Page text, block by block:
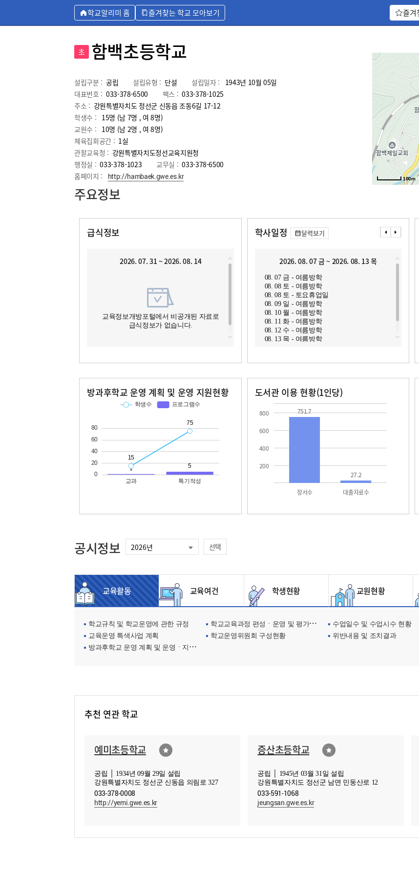
학교알리미 홈 즐겨찾는 학교 모아보기 즐겨
초 함백초등학교
설립구분 : 공립 설립유형 : 단설 설립일자 :
1943년 10월 05일
대표번호 : 033-378-6500 팩스 : 033-378-1025
주소 : 강원특별자치도 정선군 신동읍 조동6길 17-12
학생수 : 15명 (남 7명 , 여 8명)
교원수 : 10명 (남 2명 , 여8명)
체육집회공간 : 1실
관할교육청 : 강원특별자치도정선교육지원청
행정실 : 033-378-1023 교무실 : 033-378-6500
홈페이지 :
http://hambaek.gwe.es.kr 100m
주요정보
급식정보
2026. 07. 31 ~ 2026. 08. 14
교육정보개방포털에서 비공개된 자료로
급식정보가 없습니다.
학사일정 달력보기
2026. 08. 07 금 ~ 2026. 08. 13 목
08. 07 금 - 여름방학
08. 08 토 - 여름방학
08. 08 토 - 토요휴업일
08. 09 일 - 여름방학
08. 10 월 - 여름방학
08. 11 화 - 여름방학
08. 12 수 - 여름방학
08. 13 목 - 여름방학
방과후학교 운영 계획 및 운영 지원현황 도서관 이용 현황(1인당)
200
400
600
800
장서수 대출자료수
751.7
27.2
공시정보 선택
교육활동 교육여건 학생현황 교원현황
학교규칙 및 학교운영에 관한 규정 학교교육과정 편성ㆍ운영 및 평가에 관한 사항 수업일수 및 수업시수 현황
교육운영 특색사업 계획
학교운영위원회 구성현황 위반내용 및 조치결과
방과후학교 운영 계획 및 운영ㆍ지원현황
추천 연관 학교
예미초등학교
공립 │ 1934년 09월 29일 설립
강원특별자치도 정선군 신동읍 의림로 327
033-378-0008
http://yemi.gwe.es.kr
증산초등학교
공립 │ 1945년 03월 31일 설립
강원특별자치도 정선군 남면 민둥산로 12
033-591-1068
jeungsan.gwe.es.kr